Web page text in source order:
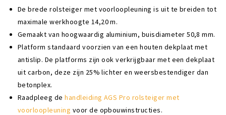
De brede rolsteiger met voorloopleuning is uit te breiden tot
maximale werkhoogte 14,20 m.
Gemaakt van hoogwaardig aluminium, buisdiameter 50,8 mm.
Platform standaard voorzien van een houten dekplaat met
antislip. De platforms zijn ook verkrijgbaar met een dekplaat
uit carbon, deze zijn 25% lichter en weersbestendiger dan
betonplex.
Raadpleeg dehandleiding AGS Pro rolsteiger met
voorloopleuning voor de opbouwinstructies.